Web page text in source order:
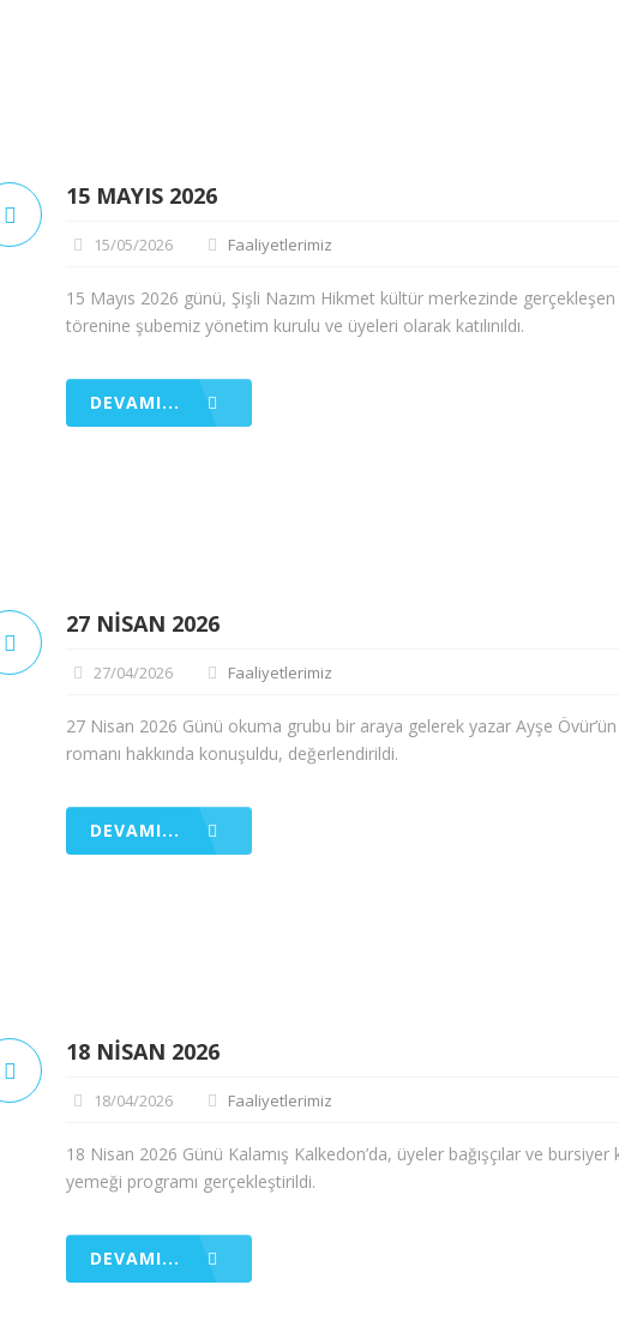
15 MAYIS 2026
15/05/2026 Faaliyetlerimiz
15 Mayıs 2026 günü, Şişli Nazım Hikmet kültür merkezinde
törenine şubemiz yönetim kurulu ve üyeleri olarak katılınıldı.
DEVAMI...
27 NISAN 2026
27/04/2026 Faaliyetlerimiz
27 Nisan 2026 Günü okuma grubu bir araya gelerek yazar Ayşe
romanı hakkında konuşuldu, değerlendirildi.
DEVAMI...
18 NISAN 2026
18/04/2026 Faaliyetlerimiz
18 Nisan 2026 Günü Kalamış Kalkedon’da, üyeler bağışçılar ve bursiyer
yemeği programı gerçekleştirildi.
DEVAMI...